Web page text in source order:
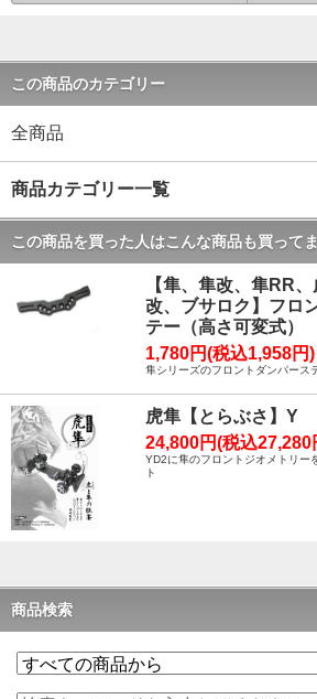
この商品のカテゴリー
全商品
商品カテゴリー一覧
この商品を買った人はこんな商品も買って
【隼、隼改、隼RR
改、ブサロク】フロ
テー（高さ可変式）
1,780円(税込1,958円)
隼シリーズのフロントダンパース
虎隼【とらぶさ】Y
24,800円(税込27,280
YD2に隼のフロントジオメトリー
ト
商品検索